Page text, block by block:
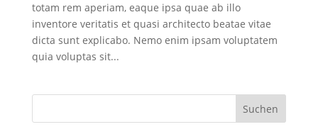
totam rem aperiam, eaque ipsa quae ab illo
inventore veritatis et quasi architecto beatae vitae
dicta sunt explicabo. Nemo enim ipsam voluptatem
quia voluptas sit...